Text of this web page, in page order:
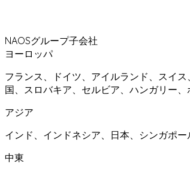
NAOSグループ子会社
ヨーロッパ
フランス、ドイツ、アイルランド、スイ
国、スロバキア、セルビア、ハンガリー
アジア
インド、インドネシア、日本、シンガポ
中東